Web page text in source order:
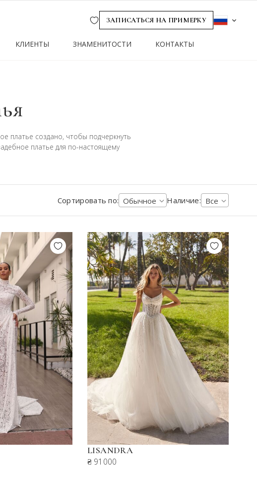
WishlistЗАПИСАТЬСЯ НА ПРИМЕРКУ
КЛИЕНТЫ ЗНАМЕНИТОСТИ КОНТАКТЫ
платье создано, чтобы подчеркнуть
платье для по-настоящему
Сортировать по: Обычное Наличие: Все
LISANDRA
₴ 91000